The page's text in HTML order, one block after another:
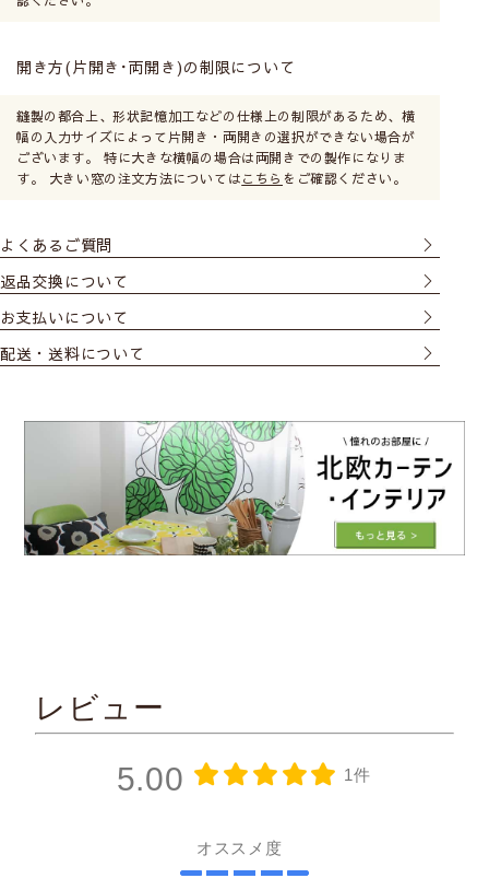
開き方(片開き･両開き)の制限について
縫製の都合上、形状記憶加工などの仕様上の制限があるため、横
幅の入力サイズによって片開き・両開きの選択ができない場合が
ございます。 特に大きな横幅の場合は両開きでの製作になりま
す。 大きい窓の注文方法についてはこちら をご確認ください。
よくあるご質問
返品交換について
お支払いについて
配送・送料について
レビュー
5.00 1件
オススメ度